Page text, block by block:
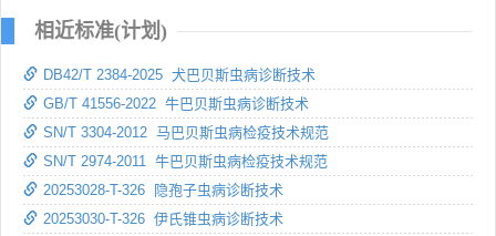
相近标准(计划)
DB42/T 2384-2025 犬巴贝斯虫病诊断技术
GB/T 41556-2022 牛巴贝斯虫病诊断技术
SN/T 3304-2012 马巴贝斯虫病检疫技术规范
SN/T 2974-2011 牛巴贝斯虫病检疫技术规范
20253028-T-326 隐孢子虫病诊断技术
20253030-T-326 伊氏锥虫病诊断技术